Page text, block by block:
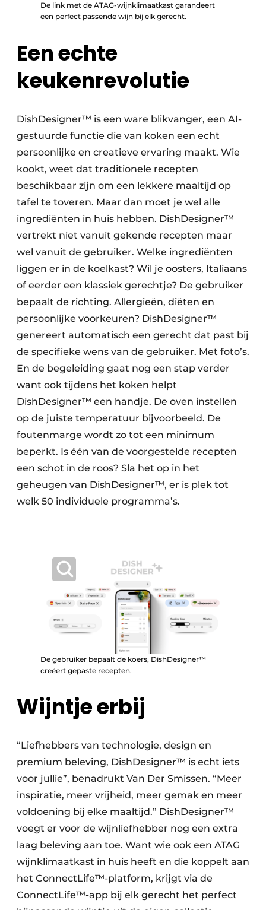
De link met de ATAG-wijnklimaatkast garandeert
een perfect passende wijn bij elk gerecht.
Een echte
keukenrevolutie
DishDesigner™ is een ware blikvanger, een AI-
gestuurde functie die van koken een echt
persoonlijke en creatieve ervaring maakt. Wie
kookt, weet dat traditionele recepten
beschikbaar zijn om een lekkere maaltijd op
tafel te toveren. Maar dan moet je wel alle
ingrediënten in huis hebben. DishDesigner™
vertrekt niet vanuit gekende recepten maar
wel vanuit de gebruiker. Welke ingrediënten
liggen er in de koelkast? Wil je oosters, Italiaans
of eerder een klassiek gerechtje? De gebruiker
bepaalt de richting. Allergieën, diëten en
persoonlijke voorkeuren? DishDesigner™
genereert automatisch een gerecht dat past bij
de specifieke wens van de gebruiker. Met foto’s.
En de begeleiding gaat nog een stap verder
want ook tijdens het koken helpt
DishDesigner™ een handje. De oven instellen
op de juiste temperatuur bijvoorbeeld. De
foutenmarge wordt zo tot een minimum
beperkt. Is één van de voorgestelde recepten
een schot in de roos? Sla het op in het
geheugen van DishDesigner™, er is plek tot
welk 50 individuele programma’s.
De gebruiker bepaalt de koers, DishDesigner™
creëert gepaste recepten.
Wijntje erbij
“Liefhebbers van technologie, design en
premium beleving, DishDesigner™ is echt iets
voor jullie”, benadrukt Van Der Smissen. “Meer
inspiratie, meer vrijheid, meer gemak en meer
voldoening bij elke maaltijd.” DishDesigner™
voegt er voor de wijnliefhebber nog een extra
laag beleving aan toe. Want wie ook een ATAG
wijnklimaatkast in huis heeft en die koppelt aan
het ConnectLife™-platform, krijgt via de
ConnectLife™-app bij elk gerecht het perfect